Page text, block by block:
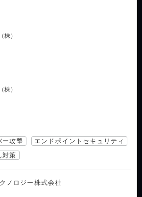
株）
株）
ー攻撃
エンドポイントセキュリティ
対策
ノロジー株式会社